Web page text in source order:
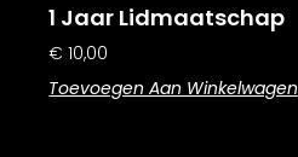
1 Jaar Lidmaatschap
€ 10,00
Toevoegen Aan Winkelwagen